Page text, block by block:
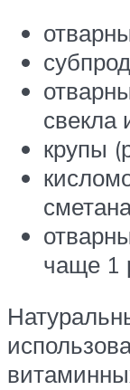
свекла
крупы
чаще 1